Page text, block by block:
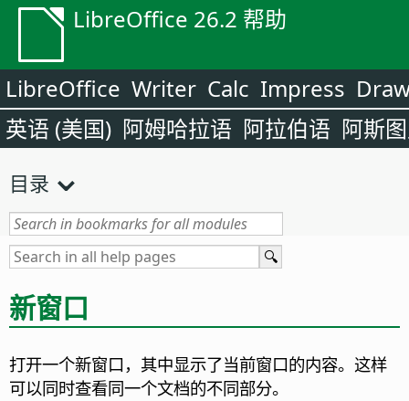
LibreOffice 26.2 帮助
LibreOffice Writer Calc Impress
英语 (美国) 阿姆哈拉语 阿拉伯语 阿斯
目录
新窗口
打开一个新窗口，其中显示了当前窗口的内容。 这样
可以同时查看同一个文档的不同部分。